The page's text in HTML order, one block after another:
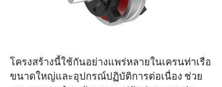
โครงสร้างนี้ใช้กันอย่างแพร่หลายในเครนท่าเรือ
ขนาดใหญ่และอุปกรณ์ปฏิบัติการต่อเนื่อง ช่วย